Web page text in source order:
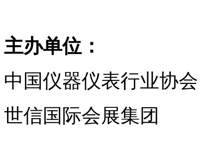
主办单位：
中国仪器仪表行业协会
世信国际会展集团